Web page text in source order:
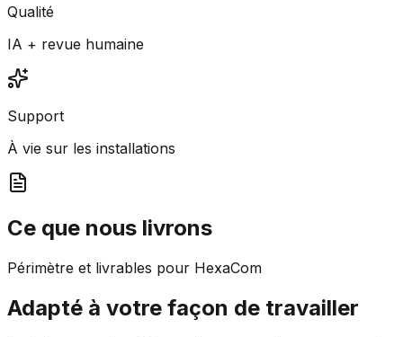
Qualité
IA + revue humaine
Support
À vie sur les installations
Ce que nous livrons
Périmètre et livrables pour HexaCom
Adapté à votre façon de travailler